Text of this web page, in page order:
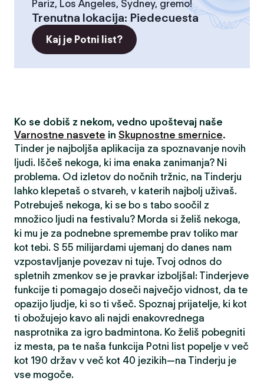
Pariz, Los Angeles, Sydney, gremo!
Trenutna lokacija: Piedecuesta
Kaj je Potni list?
Ko se dobiš z nekom, vedno upoštevaj naše
Varnostne nasvete in Skupnostne smernice.
Tinder je najboljša aplikacija za spoznavanje novih
ljudi. Iščeš nekoga, ki ima enaka zanimanja? Ni
problema. Od izletov do nočnih tržnic, na Tinderju
lahko klepetaš o stvareh, v katerih najbolj uživaš.
Potrebuješ nekoga, ki se bo s tabo soočil z
množico ljudi na festivalu? Morda si želiš nekoga,
ki mu je za podnebne spremembe prav toliko mar
kot tebi. S 55 milijardami ujemanj do danes nam
vzpostavljanje povezav ni tuje. Tvoj odnos do
spletnih zmenkov se je pravkar izboljšal: Tinderjeve
funkcije ti pomagajo doseči največjo vidnost, da te
opazijo ljudje, ki so ti všeč. Spoznaj prijatelje, ki kot
ti obožujejo kavo ali najdi enakovrednega
nasprotnika za igro badmintona. Ko želiš pobegniti
iz mesta, pa te naša funkcija Potni list popelje v več
kot 190 držav v več kot 40 jezikih—na Tinderju je
vse mogoče.